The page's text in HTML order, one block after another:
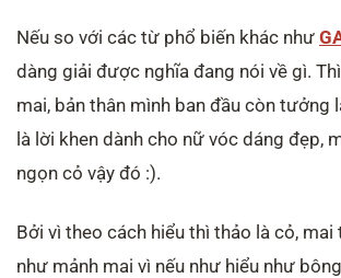
Nếu so với các từ phổ biến khác như
dàng giải được nghĩa đang nói về gì.
mai, bản thân mình ban đầu còn tưởng
là lời khen dành cho nữ vóc dáng đẹp,
ngọn cỏ vậy đó :).
Bởi vì theo cách hiểu thì thảo là cỏ, mai
như mảnh mai vì nếu như hiểu như